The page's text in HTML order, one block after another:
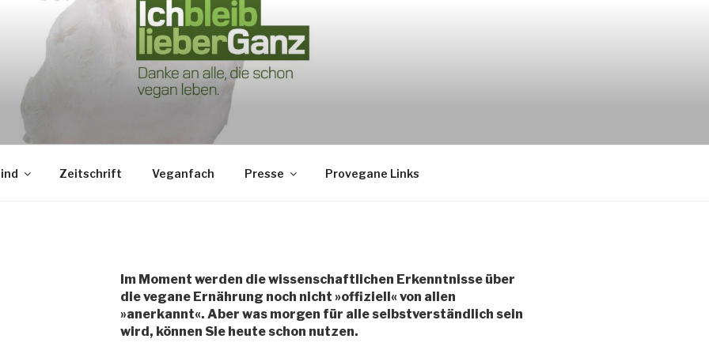
DEUTSCHLAND E.V.
Bundesrepublik
Zeitschrift Veganfach Presse Provegane Links
Im Moment werden die wissenschaftlichen Erkenntnisse über
die vegane Ernährung noch nicht »offiziell« von allen
»anerkannt«. Aber was morgen für alle selbstverständlich sein
wird, können Sie heute schon nutzen.